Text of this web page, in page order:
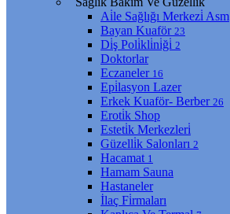
Ai̇le Sağlığı Merkezi̇ Asm
Bayan Kuaför 23
Di̇ş Poli̇kli̇ni̇ği̇ 2
Doktorlar
Eczaneler 16
Epi̇lasyon Lazer
Erkek Kuaför- Berber 26
Eroti̇k Shop
Esteti̇k Merkezleri̇
Güzelli̇k Salonları 2
Hacamat 1
Hamam Sauna
Hastaneler
İlaç Fi̇rmaları